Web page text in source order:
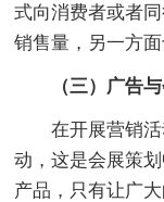
式向消费者或者
销售量，另一方
（三）广告
在开展营销活
动，这是会展策
产品，只有让广